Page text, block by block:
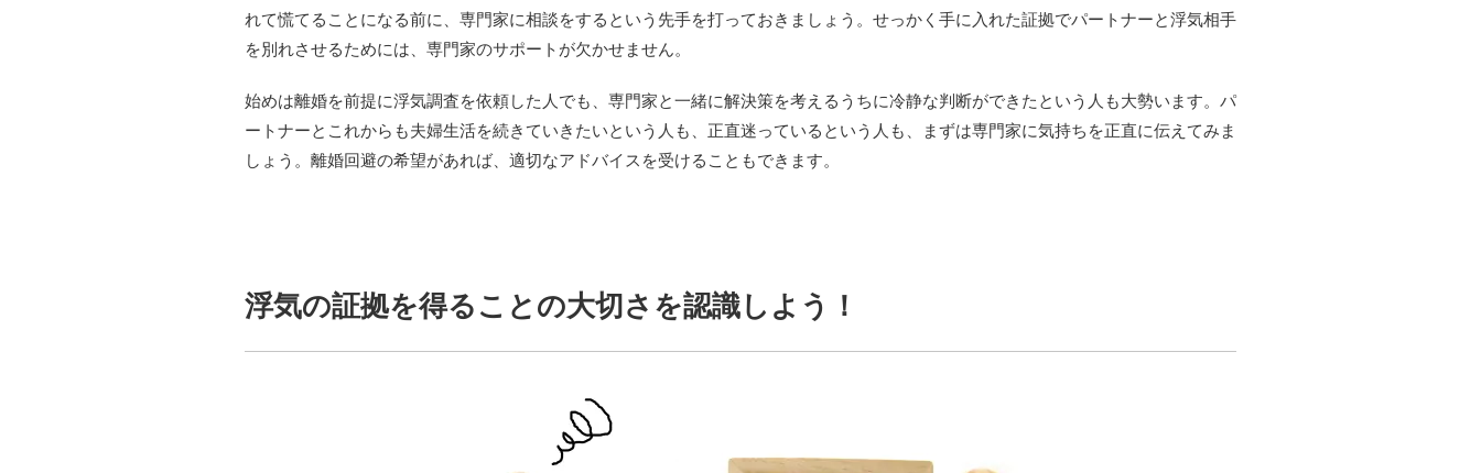
れて慌てることになる前に、専門家に相談をするという先手を打っておきましょう。せっかく手に入れた証拠でパートナーと浮気相手
を別れさせるためには、専門家のサポートが欠かせません。
始めは離婚を前提に浮気調査を依頼した人でも、専門家と一緒に解決策を考えるうちに冷静な判断ができたという人も大勢います。パ
ートナーとこれからも夫婦生活を続きていきたいという人も、正直迷っているという人も、まずは専門家に気持ちを正直に伝えてみま
しょう。離婚回避の希望があれば、適切なアドバイスを受けることもできます。
浮気の証拠を得ることの大切さを認識しよう！